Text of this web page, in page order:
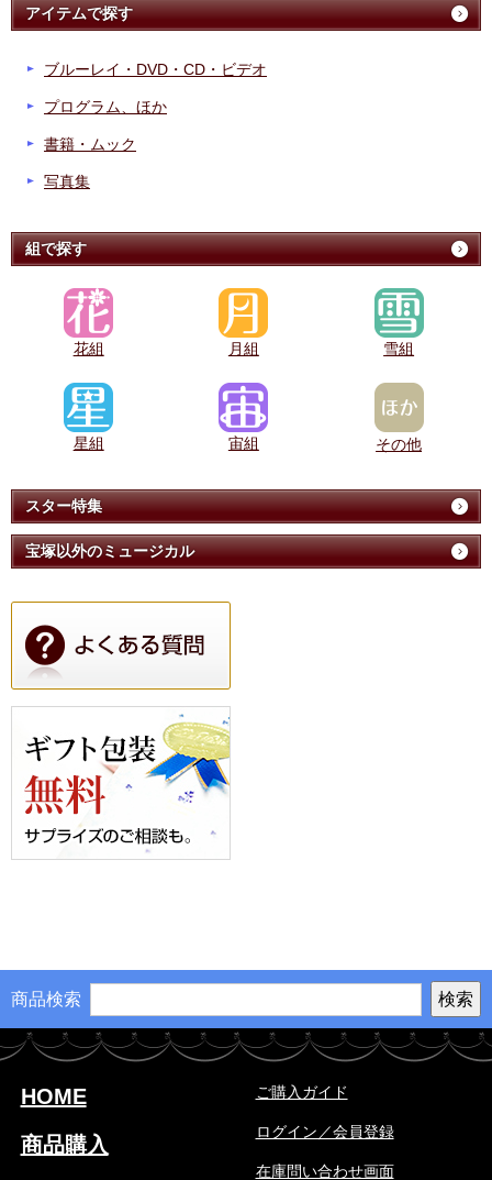
アイテムで探す
ブルーレイ・DVD・CD・ビデオ
プログラム、ほか
書籍・ムック
写真集
組で探す
花組 月組 雪組
星組 宙組 その他
スター特集
宝塚以外のミュージカル
商品検索
HOME
商品購入
ご購入ガイド
ログイン／会員登録
在庫問い合わせ画面